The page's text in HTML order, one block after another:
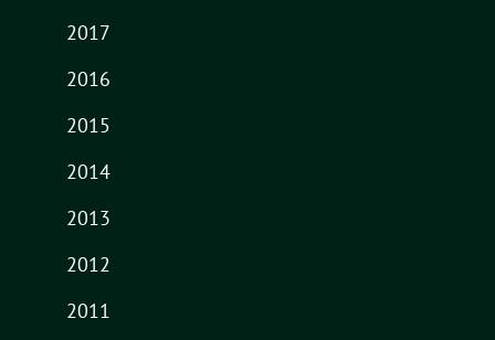
2017
2016
2015
2014
2013
2012
2011